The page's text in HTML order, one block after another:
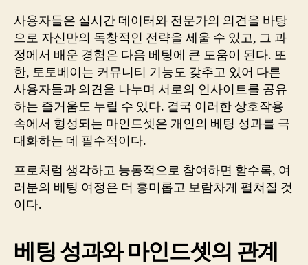
사용자들은 실시간 데이터와 전문가의 의견을 바탕
으로 자신만의 독창적인 전략을 세울 수 있고, 그 과
정에서 배운 경험은 다음 베팅에 큰 도움이 된다. 또
한, 토토베이는 커뮤니티 기능도 갖추고 있어 다른
사용자들과 의견을 나누며 서로의 인사이트를 공유
하는 즐거움도 누릴 수 있다. 결국 이러한 상호작용
속에서 형성되는 마인드셋은 개인의 베팅 성과를 극
대화하는 데 필수적이다.
프로처럼 생각하고 능동적으로 참여하면 할수록, 여
러분의 베팅 여정은 더 흥미롭고 보람차게 펼쳐질 것
이다.
베팅 성과와 마인드셋의 관계